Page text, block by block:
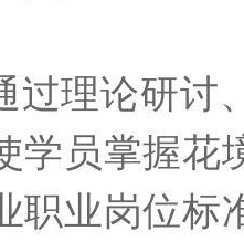
过理论研讨
学员掌握花
职业岗位标